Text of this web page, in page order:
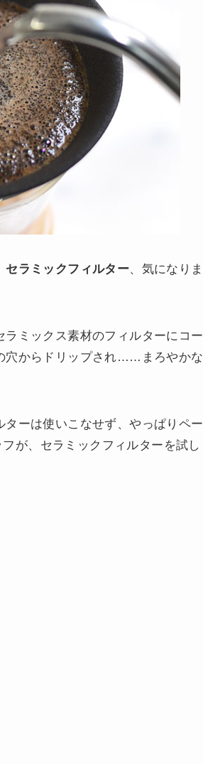
セラミックフィルター、気になりま
ラミックス素材のフィルターにコー
穴からドリップされ……まろやかな
ーは使いこなせず、やっぱりペー
が、セラミックフィルターを試し